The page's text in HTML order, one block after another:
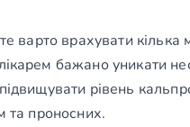
варто врахувати кілька
бажано уникати
рівень
та проносних.